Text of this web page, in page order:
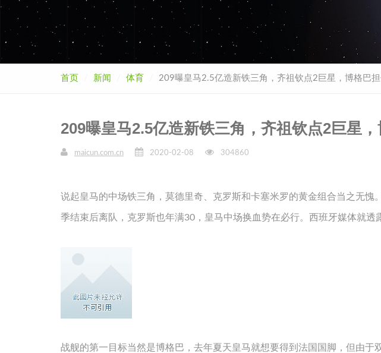
首页 新闻 体育 209曝皇马2.5亿造新铁三角，齐祖钦点2巨星，博格巴
209曝皇马2.5亿造新铁三角，齐祖钦点2巨星
maicun.com.cn 2020-02-08 304860
说起皇马的中场铁三角，莫德里奇、克罗斯和卡塞米罗的黄金组合当之无愧
季结束后离队，克罗斯也年满30，皇马中场换血势在必行。西班牙媒体就透
战舰的第一目标当然是博格巴，去年夏天皇马就想要得到法国国脚，但由于